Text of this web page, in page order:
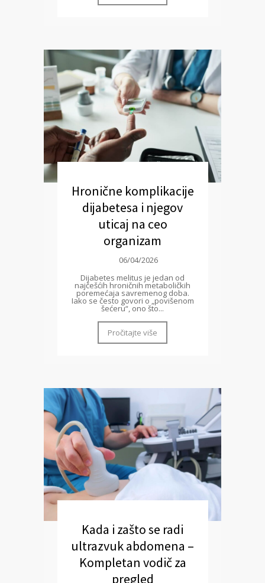
Hronične komplikacije
dijabetesa i njegov
uticaj na ceo
organizam
06/04/2026
Dijabetes melitus je jedan od
najčešćih hroničnih metaboličkih
poremećaja savremenog doba.
Iako se često govori o „povišenom
šećeru“, ono što...
Pročitajte više
Kada i zašto se radi
ultrazvuk abdomena –
Kompletan vodič za
pregled